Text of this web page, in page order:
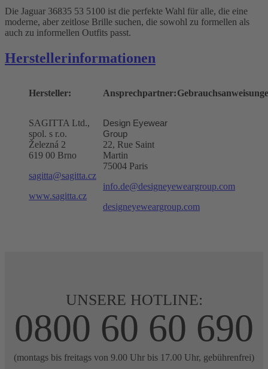
Die Jaguar 36835 53 5100 ist die perfekte Wahl für alle, die eine
moderne, aber zeitlose Brille suchen, die sowohl zu formellen als
auch zu informellen Outfits passt.
Herstellerinformationen
Hersteller:
SAGITTA Ltd.,
spol. s r.o.
Železná 2
619 00 Brno
sagitta@sagitta.cz
www.sagitta.cz
Ansprechpartner:
Design Eyewear
Group
22, Rue Saint
Martin
75004 Paris
info.de@designeyeweargroup.com
designeyeweargroup.com
UNSERE HOTLINE:
0800 60 60 690
(montags bis freitags von 9.00 Uhr bis 17.00 Uhr, gebührenfrei)